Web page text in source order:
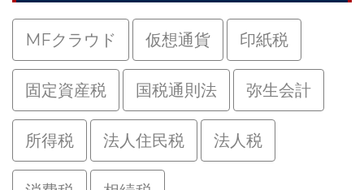
MFクラウド 仮想通貨 印紙税
固定資産税 国税通則法 弥生会計
所得税 法人住民税 法人税